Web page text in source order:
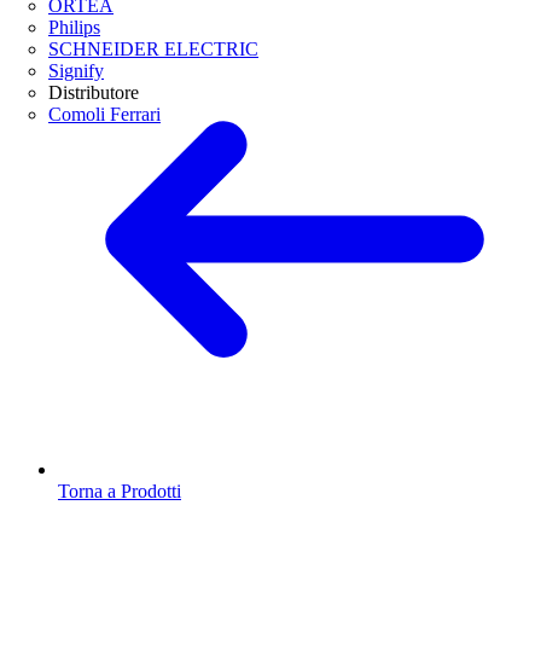
ORTEA
Philips
SCHNEIDER ELECTRIC
Signify
Distributore
Comoli Ferrari
Torna a Prodotti